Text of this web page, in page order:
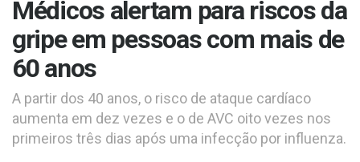
Médicos alertam para riscos da
gripe em pessoas com mais de
60 anos
A partir dos 40 anos, o risco de ataque cardíaco
aumenta em dez vezes e o de AVC oito vezes nos
primeiros três dias após uma infecção por influenza.